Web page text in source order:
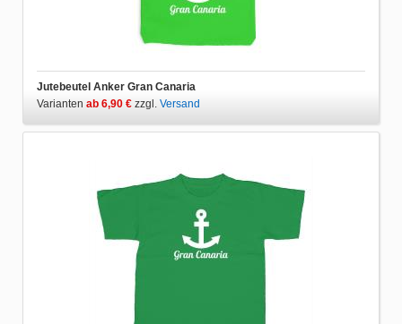
Jutebeutel Anker Gran Canaria
Varianten ab 6,90 € zzgl. Versand